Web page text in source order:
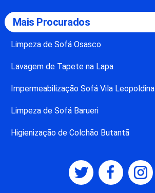
Mais Procurados
Limpeza de Sofá Osasco
Lavagem de Tapete na Lapa
Impermeabilização Sofá Vila Leopoldina
Limpeza de Sofá Barueri
Higienização de Colchão Butantã